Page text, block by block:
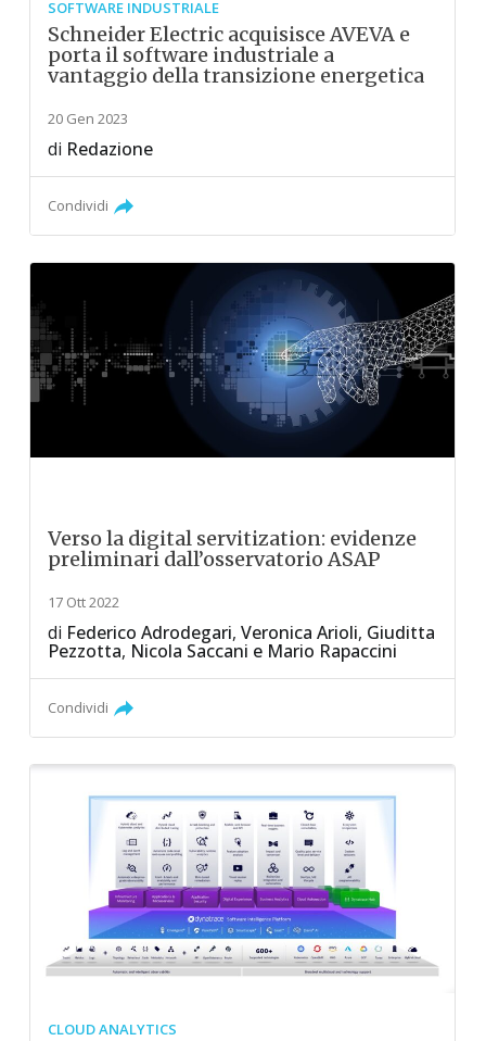
SOFTWARE INDUSTRIALE
Schneider Electric acquisisce AVEVA e
porta il software industriale a
vantaggio della transizione energetica
20 Gen 2023
di Redazione
Condividi
Verso la digital servitization: evidenze
preliminari dall’osservatorio ASAP
17 Ott 2022
di Federico Adrodegari,Veronica Arioli, Giuditta
Pezzotta, Nicola Saccani e Mario Rapaccini
Condividi
CLOUD ANALYTICS